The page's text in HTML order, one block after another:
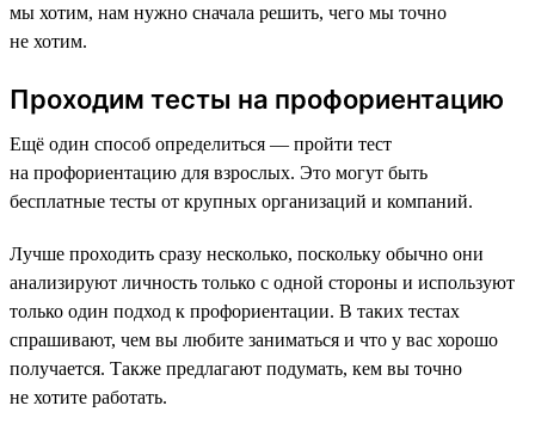
мы хотим, нам нужно сначала решить, чего мы точно
не хотим.
Проходим тесты на профориентацию
Ещё один способ определиться — пройти тест
на профориентацию для взрослых. Это могут быть
бесплатные тесты от крупных организаций и компаний.
Лучше проходить сразу несколько, поскольку обычно они
анализируют личность только с одной стороны и используют
только один подход к профориентации. В таких тестах
спрашивают, чем вы любите заниматься и что у вас хорошо
получается. Также предлагают подумать, кем вы точно
не хотите работать.